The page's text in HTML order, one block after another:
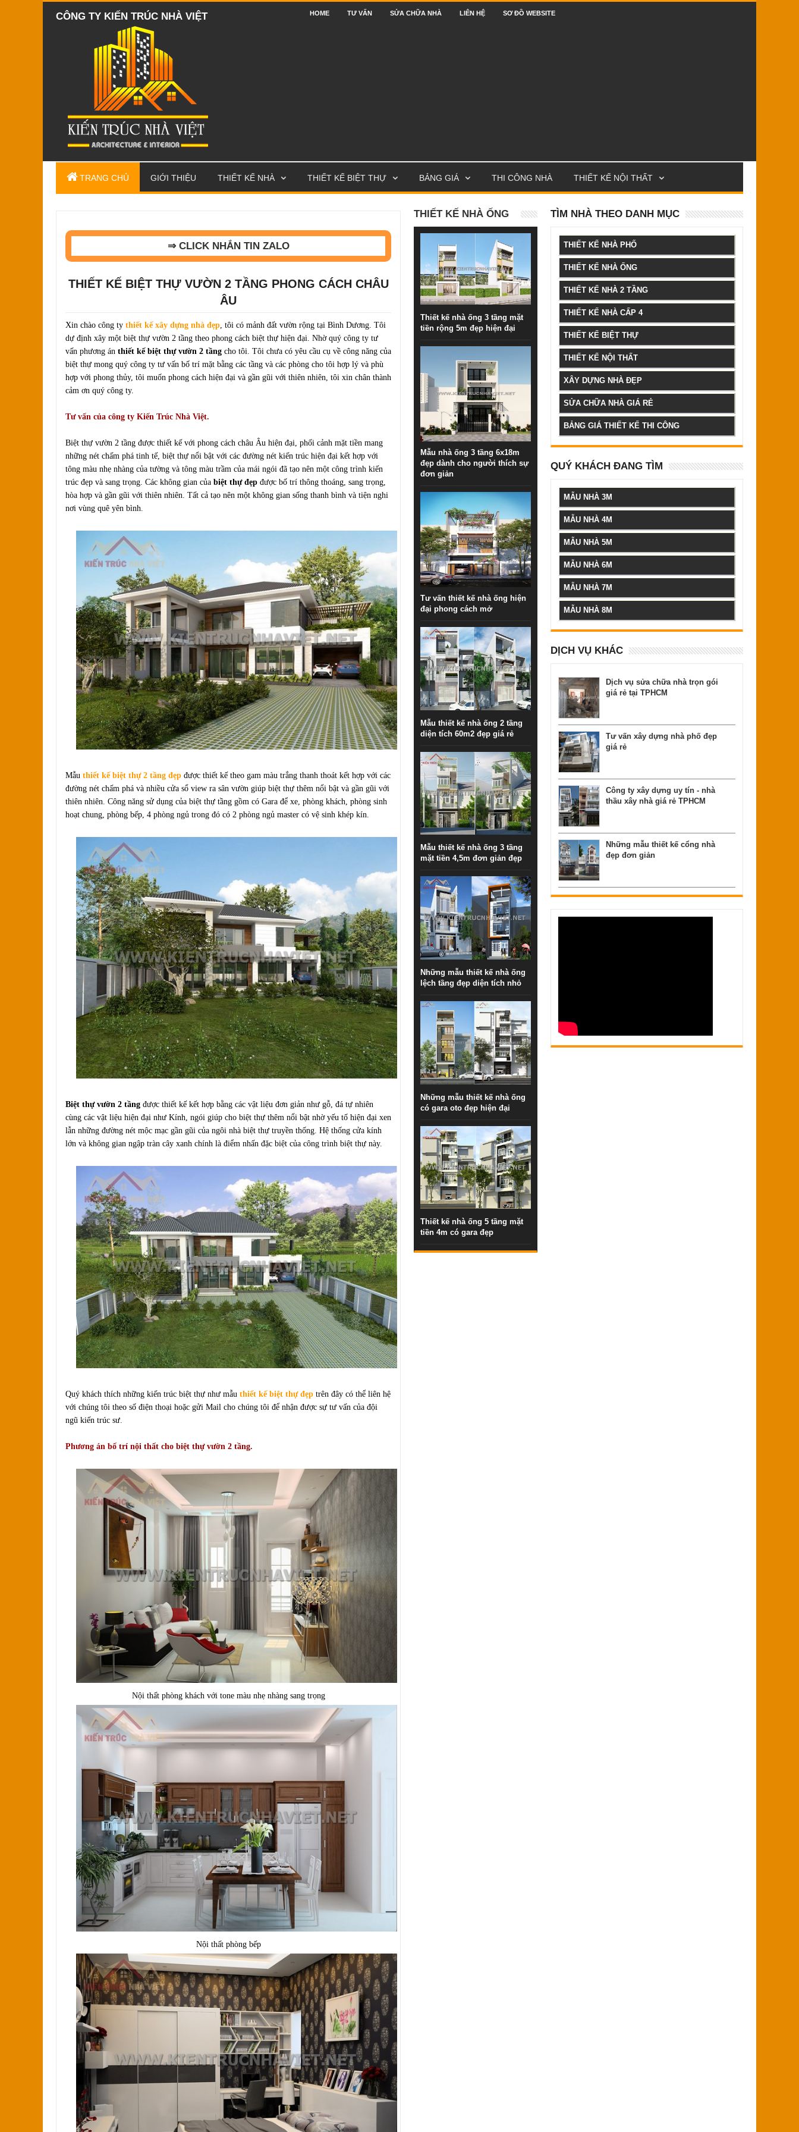
CÔNG TY KIẾN TRÚC NHÀ VIỆT HOME TƯ VẤN SỬA CHỮA NHÀ LIÊN HỆ SƠ ĐỒ WEBSITE
TRANG CHỦ GIỚI THIỆU THIẾT KẾ NHÀ THIẾT KẾ BIỆT THỰ BẢNG GIÁ THI CÔNG NHÀ THIẾT KẾ NỘI THẤT
⇒ CLICK NHẮN TIN ZALO
THIẾT KẾ BIỆT THỰ VƯỜN 2 TẦNG PHONG CÁCH CHÂU
ÂU
Xin chào công ty thiết kế xây dựng nhà đẹp, tôi có mảnh đất vườn rộng tại Bình Dương. Tôi
dự định xây một biệt thự vườn 2 tầng theo phong cách biệt thự hiện đại. Nhờ quý công ty tư
vấn phương án thiết kế biệt thự vườn 2 tầng cho tôi. Tôi chưa có yêu cầu cụ về công năng của
biệt thự mong quý công ty tư vấn bố trí mặt bằng các tầng và các phòng cho tôi hợp lý và phù
hợp với phong thủy, tôi muốn phong cách hiện đại và gần gũi với thiên nhiên, tôi xin chân thành
cảm ơn quý công ty.
Tư vấn của công ty Kiến Trúc Nhà Việt.
Biệt thự vườn 2 tầng được thiết kế với phong cách châu Âu hiện đại, phối cảnh mặt tiền mang
những nét chấm phá tinh tế, biệt thự nổi bật với các đường nét kiến trúc hiện đại kết hợp với
tông màu nhẹ nhàng của tường và tông màu trầm của mái ngói đã tạo nên một công trình kiến
trúc đẹp và sang trọng. Các không gian của biệt thự đẹp được bố trí thông thoáng, sang trọng,
hòa hợp và gần gũi với thiên nhiên. Tất cả tạo nên một không gian sống thanh bình và tiện nghi
nơi vùng quê yên bình.
Mẫu thiết kế biệt thự 2 tầng đẹp được thiết kế theo gam màu trắng thanh thoát kết hợp với các
đường nét chấm phá và nhiều cửa sổ view ra sân vườn giúp biệt thự thêm nổi bật và gần gũi với
thiên nhiên. Công năng sử dụng của biệt thự tầng gồm có Gara để xe, phòng khách, phòng sinh
hoạt chung, phòng bếp, 4 phòng ngủ trong đó có 2 phòng ngủ master có vệ sinh khép kín.
Biệt thự vườn 2 tầng được thiết kế kết hợp bằng các vật liệu đơn giản như gỗ, đá tự nhiên
cùng các vật liệu hiện đại như Kính, ngói giúp cho biệt thự thêm nổi bật nhờ yếu tố hiện đại xen
lẫn những đường nét mộc mạc gần gũi của ngôi nhà biệt thự truyền thống. Hệ thống cửa kính
lớn và không gian ngập tràn cây xanh chính là điểm nhấn đặc biệt của công trình biệt thự này.
Quý khách thích những kiến trúc biệt thự như mẫu thiết kế biệt thự đẹp trên đây có thể liên hệ
với chúng tôi theo số điện thoại hoặc gửi Mail cho chúng tôi để nhận được sự tư vấn của đội
ngũ kiến trúc sư.
Phương án bố trí nội thất cho biệt thự vườn 2 tầng.
Nội thất phòng khách với tone màu nhẹ nhàng sang trọng
Nội thất phòng bếp
TÌM NHÀ THEO DANH MỤC
THIẾT KẾ NHÀ PHỐ
THIẾT KẾ NHÀ ỐNG
THIẾT KẾ NHÀ 2 TẦNG
THIẾT KẾ NHÀ CẤP 4
THIẾT KẾ BIỆT THỰ
THIẾT KẾ NỘI THẤT
XÂY DỰNG NHÀ ĐẸP
SỬA CHỮA NHÀ GIÁ RẺ
BẢNG GIÁ THIẾT KẾ THI CÔNG
QUÝ KHÁCH ĐANG TÌM
MẪU NHÀ 3M
MẪU NHÀ 4M
MẪU NHÀ 5M
MẪU NHÀ 6M
MẪU NHÀ 7M
MẪU NHÀ 8M
DỊCH VỤ KHÁC
Dịch vụ sửa chữa nhà trọn gói
giá rẻ tại TPHCM
Tư vấn xây dựng nhà phố đẹp
giá rẻ
Công ty xây dựng uy tín - nhà
thầu xây nhà giá rẻ TPHCM
Những mẫu thiết kế cổng nhà
đẹp đơn giản
THIẾT KẾ NHÀ ỐNG
Thiết kế nhà ống 3 tầng mặt
tiền rộng 5m đẹp hiện đại
Mẫu nhà ống 3 tầng 6x18m
đẹp dành cho người thích sự
đơn giản
Tư vấn thiết kế nhà ống hiện
đại phong cách mở
Mẫu thiết kế nhà ống 2 tầng
diện tích 60m2 đẹp giá rẻ
Mẫu thiết kế nhà ống 3 tầng
mặt tiền 4,5m đơn giản đẹp
Những mẫu thiết kế nhà ống
lệch tầng đẹp diện tích nhỏ
Những mẫu thiết kế nhà ống
có gara oto đẹp hiện đại
Thiết kế nhà ống 5 tầng mặt
tiền 4m có gara đẹp